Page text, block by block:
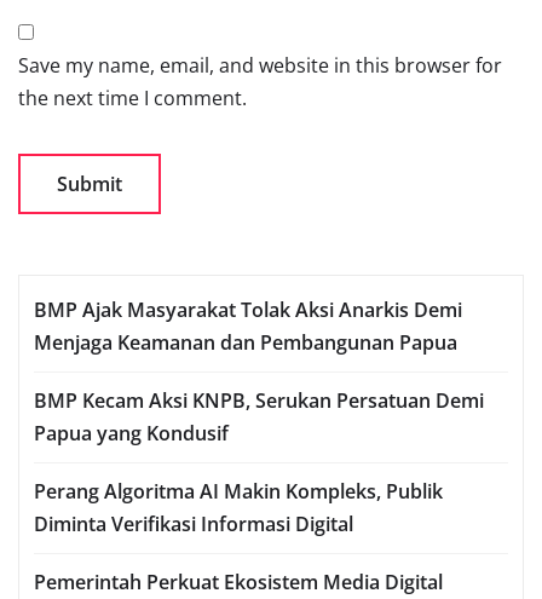
Save my name, email, and website in this browser for
the next time I comment.
BMP Ajak Masyarakat Tolak Aksi Anarkis Demi
Menjaga Keamanan dan Pembangunan Papua
BMP Kecam Aksi KNPB, Serukan Persatuan Demi
Papua yang Kondusif
Perang Algoritma AI Makin Kompleks, Publik
Diminta Verifikasi Informasi Digital
Pemerintah Perkuat Ekosistem Media Digital